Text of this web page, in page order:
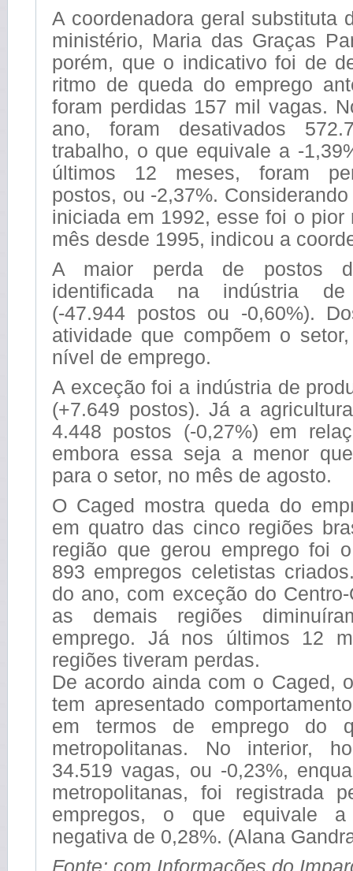
A coordenadora geral substituta
ministério, Maria das Graças
porém, que o indicativo foi de
ritmo de queda do emprego
foram perdidas 157 mil vagas.
ano, foram desativados
trabalho, o que equivale a -
últimos 12 meses, foram
postos, ou -2,37%.
iniciada em 1992, esse foi o pior
mês desde 1995, indicou a
A maior perda de postos
identificada na indústria de
(-47.944 postos ou -0,60%).
atividade que compõem o
nível de emprego.
A exceção foi a indústria de
(+7.649 postos). Já a
4.448 postos (-0,27%) em
embora essa seja a menor
para o setor, no mês de agosto.
O Caged mostra queda do
em quatro das cinco regiões
região que gerou emprego foi
893 empregos celetistas
do ano, com exceção do
as demais regiões
emprego. Já nos últimos 12
regiões tiveram perdas.
De acordo ainda com o Caged,
tem apresentado
em termos de emprego do
metropolitanas. No interior,
34.519 vagas, ou -0,23%,
metropolitanas, foi registrada
empregos, o que equivale
negativa de 0,28%. (Alana
Fonte: com Informações do